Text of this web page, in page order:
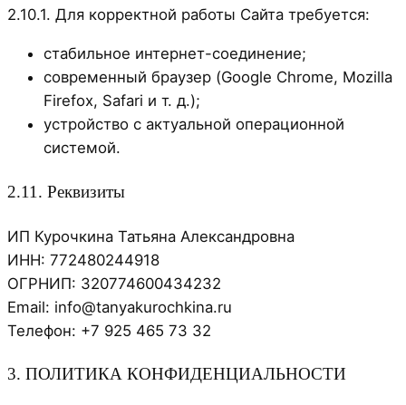
2.10.1. Для корректной работы Сайта требуется:
стабильное интернет-соединение;
современный браузер (Google Chrome, Mozilla
Firefox, Safari и т. д.);
устройство с актуальной операционной
системой.
2.11. Реквизиты
ИП Курочкина Татьяна Александровна
ИНН: 772480244918
ОГРНИП: 320774600434232
Email: info@tanyakurochkina.ru
Телефон: +7 925 465 73 32
3. ПОЛИТИКА КОНФИДЕНЦИАЛЬНОСТИ